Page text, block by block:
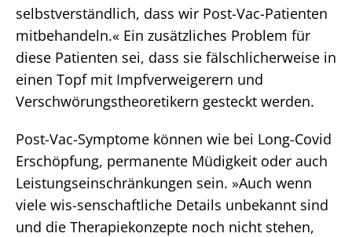
selbstverständlich, dass wir Post-Vac-Patienten
mitbehandeln.« Ein zusätzliches Problem für
diese Patienten sei, dass sie fälschlicherweise in
einen Topf mit Impfverweigerern und
Verschwörungstheoretikern gesteckt werden.
Post-Vac-Symptome können wie bei Long-Covid
Erschöpfung, permanente Müdigkeit oder auch
Leistungseinschränkungen sein. »Auch wenn
viele wis-senschaftliche Details unbekannt sind
und die Therapiekonzepte noch nicht stehen,